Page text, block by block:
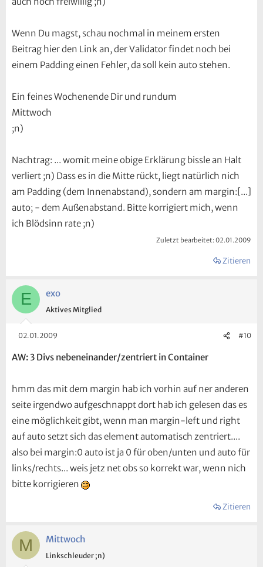
Wenn Du magst, schau nochmal in meinem ersten
Beitrag hier den Link an, der Validator findet noch bei
einem Padding einen Fehler, da soll kein auto stehen.
Ein feines Wochenende Dir und rundum
Mittwoch
;n)
Nachtrag: ... womit meine obige Erklärung bissle an Halt
verliert ;n) Dass es in die Mitte rückt, liegt natürlich nich
am Padding (dem Innenabstand), sondern am margin:[...]
auto; - dem Außenabstand. Bitte korrigiert mich, wenn
ich Blödsinn rate ;n)
Zuletzt bearbeitet:02.01.2009
Zitieren
E exo
Aktives Mitglied
02.01.2009 #10
AW: 3 Divs nebeneinander/zentriert in Container
hmm das mit dem margin hab ich vorhin auf ner anderen
seite irgendwo aufgeschnappt dort hab ich gelesen das es
eine möglichkeit gibt, wenn man margin-left und right
auf auto setzt sich das element automatisch zentriert....
also bei margin:0 auto ist ja 0 für oben/unten und auto für
links/rechts... weis jetz net obs so korrekt war, wenn nich
bitte korrigieren
Zitieren
M Mittwoch
Linkschleuder ;n)